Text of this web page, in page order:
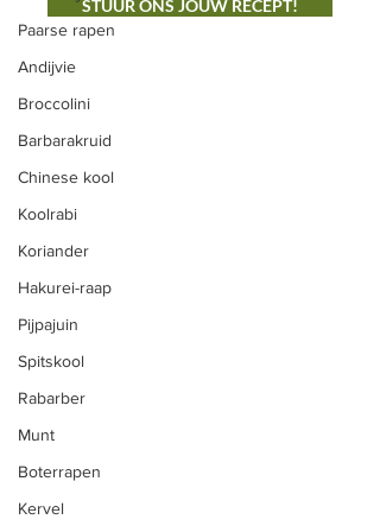
Paarse rapen
Andijvie
Broccolini
Barbarakruid
Chinese kool
Koolrabi
Koriander
Hakurei-raap
Pijpajuin
Spitskool
Rabarber
Munt
Boterrapen
Kervel
STUUR ONS JOUW RECEPT!
ONS AANBOD
Groenten
Vlees
Fruit
Zelfoogst
Zelfpluk
CSA Herk-de-Stad
Vleespakketten